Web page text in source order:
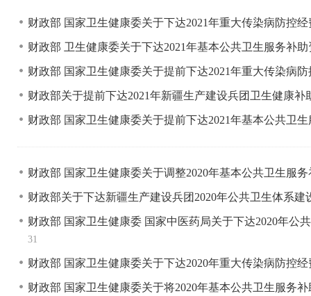
财政部 国家卫生健康委关于下达2021年重大传染病防控
财政部 卫生健康委关于下达2021年基本公共卫生服务补
财政部 国家卫生健康委关于提前下达2021年重大传染病
财政部关于提前下达2021年新疆生产建设兵团卫生健康
财政部 国家卫生健康委关于提前下达2021年基本公共卫
财政部 国家卫生健康委关于调整2020年基本公共卫生服
财政部关于下达新疆生产建设兵团2020年公共卫生体系
财政部 国家卫生健康委 国家中医药局关于下达2020年
31
财政部 国家卫生健康委关于下达2020年重大传染病防控
财政部 国家卫生健康委关于将2020年基本公共卫生服务